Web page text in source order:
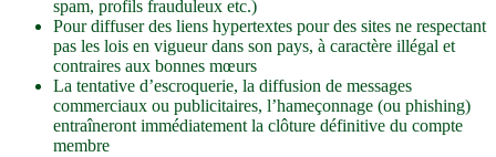
spam, profils frauduleux etc.)
Pour diffuser des liens hypertextes pour des sites ne respectant
pas les lois en vigueur dans son pays, à caractère illégal et
contraires aux bonnes mœurs
La tentative d’escroquerie, la diffusion de messages
commerciaux ou publicitaires, l’hameçonnage (ou phishing)
entraîneront immédiatement la clôture définitive du compte
membre